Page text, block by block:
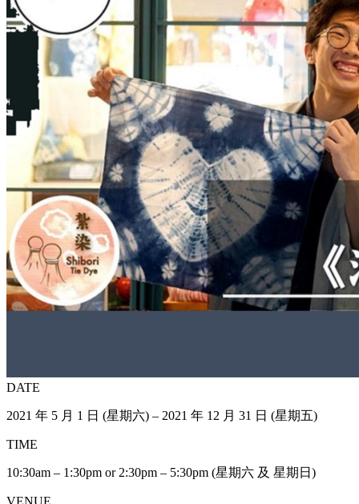
DATE
2021 年 5 月 1 日 (星期六) – 2021 年 12 月 31 日 (星期五)
TIME
10:30am – 1:30pm or 2:30pm – 5:30pm (星期六 及 星期日)
VENUE